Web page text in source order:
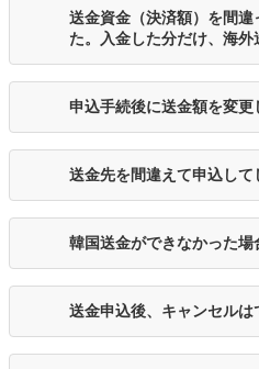
送金資金（決済額）を間
た。入金した分だけ、海外
申込手続後に送金額を変更
送金先を間違えて申込して
韓国送金ができなかった場
送金申込後、キャンセルは